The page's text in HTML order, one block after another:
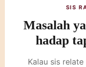
SIS
Masalah
hadap
Kalau sis